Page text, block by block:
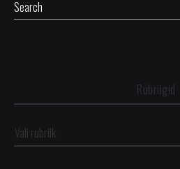
Rubriigid